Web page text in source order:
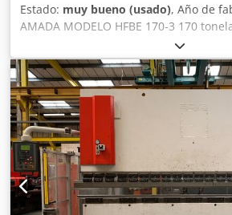
Estado: muy bueno (usado), Año de
AMADA MODELO HFBE 170-3 170
Completa con CONTROL CNC MULTIEJE
SISTEMA DE PROTECCIÓN
MONTAR MÁQUINAS VALLAS LATERAL
ENCLAVAMIENTO Fuerza de plegado:
Longitud de plegado: 3100 mm
2650 mm Control CNC: DELEM DA 58
Recorrido vertical: 180 mm Velocidad
Número de ejes: 6, incluido el eje Z
kW Peso de la máquina: 10500 kg
Dimensiones de la máquina (LxAnxAl):
mm